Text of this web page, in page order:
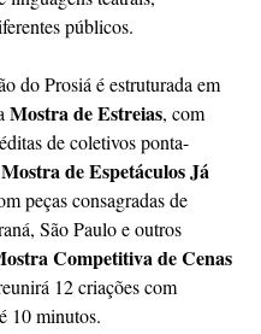
públicos.
do Prosiá é estruturada em
Mostra de Estreias, com
de coletivos ponta-
Mostra de Espetáculos Já
peças consagradas de
São Paulo e outros
Competitiva de Cenas
12 criações com
10 minutos.